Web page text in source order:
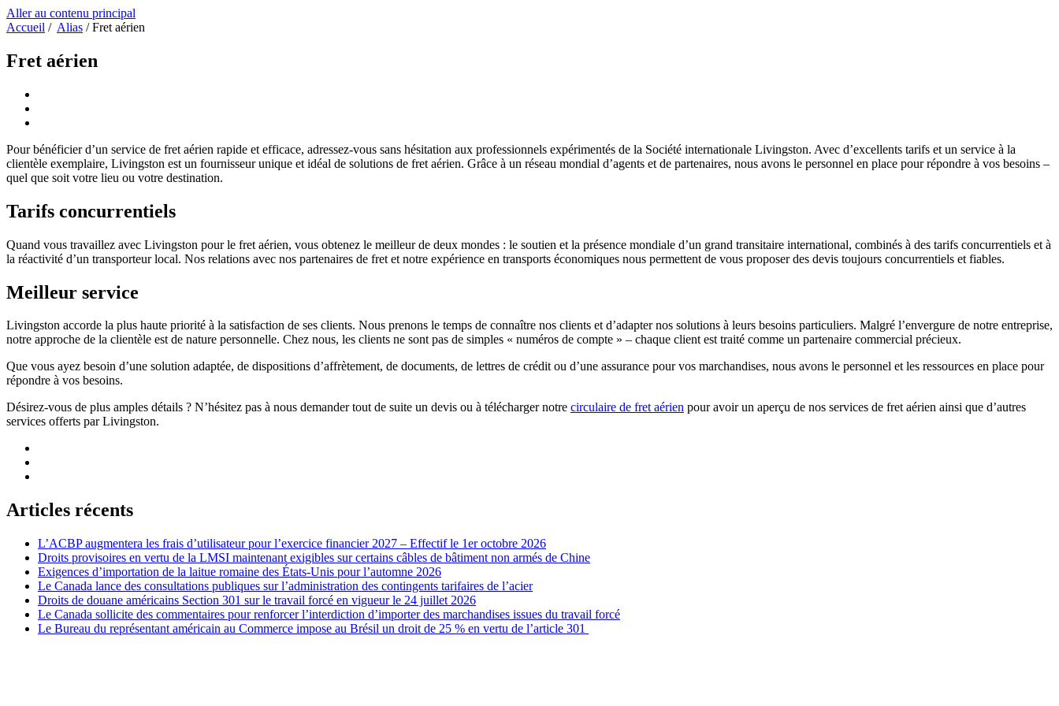
Aller au contenu principal
Accueil / Alias /Fret aérien
Fret aérien
Pour bénéficier d’un service de fret aérien rapide et efficace, adressez-vous sans hésitation aux professionnels expérimentés de la Société internationale Livingston. Avec d’excellents tarifs et un service à la
clientèle exemplaire, Livingston est un fournisseur unique et idéal de solutions de fret aérien. Grâce à un réseau mondial d’agents et de partenaires, nous avons le personnel en place pour répondre à vos besoins –
quel que soit votre lieu ou votre destination.
Tarifs concurrentiels
Quand vous travaillez avec Livingston pour le fret aérien, vous obtenez le meilleur de deux mondes : le soutien et la présence mondiale d’un grand transitaire international, combinés à des tarifs concurrentiels et à
la réactivité d’un transporteur local. Nos relations avec nos partenaires de fret et notre expérience en transports économiques nous permettent de vous proposer des devis toujours concurrentiels et fiables.
Meilleur service
Livingston accorde la plus haute priorité à la satisfaction de ses clients. Nous prenons le temps de connaître nos clients et d’adapter nos solutions à leurs besoins particuliers. Malgré l’envergure de notre entreprise,
notre approche de la clientèle est de nature personnelle. Chez nous, les clients ne sont pas de simples « numéros de compte » – chaque client est traité comme un partenaire commercial précieux.
Que vous ayez besoin d’une solution adaptée, de dispositions d’affrètement, de documents, de lettres de crédit ou d’une assurance pour vos marchandises, nous avons le personnel et les ressources en place pour
répondre à vos besoins.
Désirez-vous de plus amples détails ? N’hésitez pas à nous demander tout de suite un devis ou à télécharger notre circulaire de fret aérien pour avoir un aperçu de nos services de fret aérien ainsi que d’autres
services offerts par Livingston.
Articles récents
L’ACBP augmentera les frais d’utilisateur pour l’exercice financier 2027 – Effectif le 1er octobre 2026
Droits provisoires en vertu de la LMSI maintenant exigibles sur certains câbles de bâtiment non armés de Chine
Exigences d’importation de la laitue romaine des États-Unis pour l’automne 2026
Le Canada lance des consultations publiques sur l’administration des contingents tarifaires de l’acier
Droits de douane américains Section 301 sur le travail forcé en vigueur le 24 juillet 2026
Le Canada sollicite des commentaires pour renforcer l’interdiction d’importer des marchandises issues du travail forcé
Le Bureau du représentant américain au Commerce impose au Brésil un droit de 25 % en vertu de l’article 301